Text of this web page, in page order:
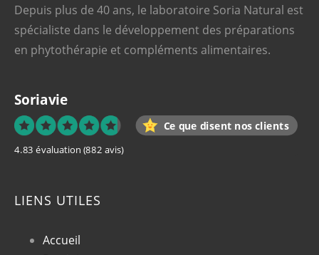
Depuis plus de 40 ans, le laboratoire Soria Natural est
spécialiste dans le développement des préparations
en phytothérapie et compléments alimentaires.
Soriavie
Ce que disent nos clients
4.83 évaluation (882 avis)
LIENS UTILES
Accueil